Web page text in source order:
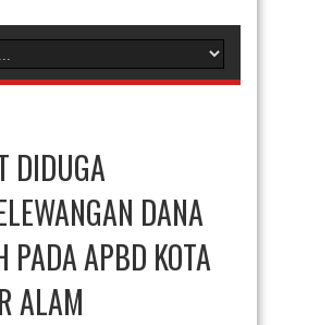
DIDUGA
DANA
PADA APBD KOTA
ALAM